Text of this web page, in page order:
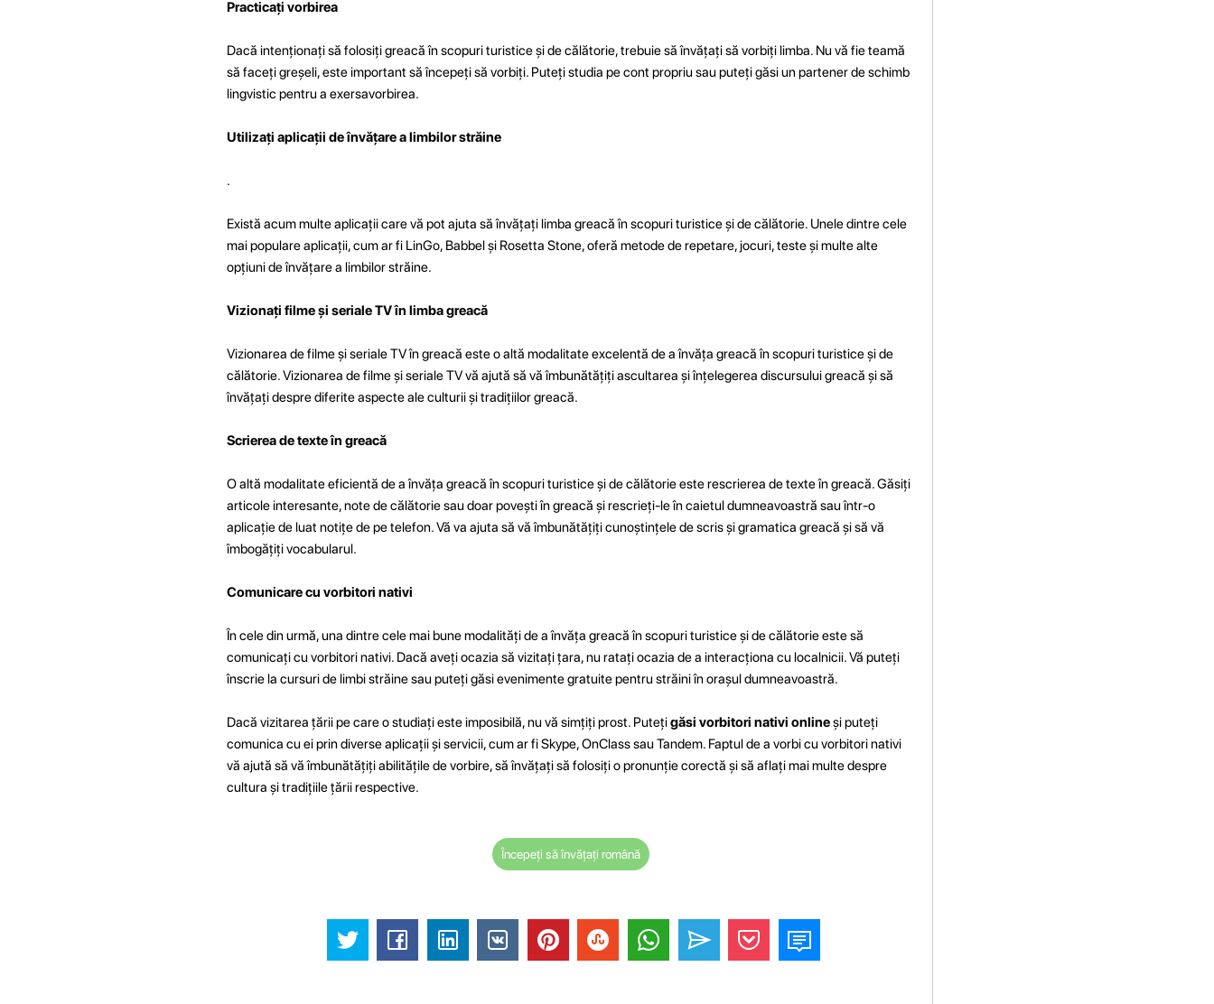
Practicați vorbirea
Dacă intenționați să folosiți greacă în scopuri turistice și de călătorie, trebuie să învățați să vorbiți limba. Nu vă fie teamă
să faceți greșeli, este important să începeți să vorbiți. Puteți studia pe cont propriu sau puteți găsi un partener de schimb
lingvistic pentru a exersavorbirea.
Utilizați aplicații de învățare a limbilor străine
.
Există acum multe aplicații care vă pot ajuta să învățați limba greacă în scopuri turistice și de călătorie. Unele dintre cele
mai populare aplicații, cum ar fi LinGo, Babbel și Rosetta Stone, oferă metode de repetare, jocuri, teste și multe alte
opțiuni de învățare a limbilor străine.
Vizionați filme și seriale TV în limba greacă
Vizionarea de filme și seriale TV în greacă este o altă modalitate excelentă de a învăța greacă în scopuri turistice și de
călătorie. Vizionarea de filme și seriale TV vă ajută să vă îmbunătățiți ascultarea și înțelegerea discursului greacă și să
învățați despre diferite aspecte ale culturii și tradițiilor greacă.
Scrierea de texte în greacă
O altă modalitate eficientă de a învăța greacă în scopuri turistice și de călătorie este rescrierea de texte în greacă. Găsiți
articole interesante, note de călătorie sau doar povești în greacă și rescrieți-le în caietul dumneavoastră sau într-o
aplicație de luat notițe de pe telefon. Vă va ajuta să vă îmbunătățiți cunoștințele de scris și gramatica greacă și să vă
îmbogățiți vocabularul.
Comunicare cu vorbitori nativi
În cele din urmă, una dintre cele mai bune modalități de a învăța greacă în scopuri turistice și de călătorie este să
comunicați cu vorbitori nativi. Dacă aveți ocazia să vizitați țara, nu ratați ocazia de a interacționa cu localnicii. Vă puteți
înscrie la cursuri de limbi străine sau puteți găsi evenimente gratuite pentru străini în orașul dumneavoastră.
Dacă vizitarea țării pe care o studiați este imposibilă, nu vă simțiți prost. Putețigăsi vorbitori nativi onlineși puteți
comunica cu ei prin diverse aplicații și servicii, cum ar fi Skype, OnClass sau Tandem. Faptul de a vorbi cu vorbitori nativi
vă ajută să vă îmbunătățiți abilitățile de vorbire, să învățați să folosiți o pronunție corectă și să aflați mai multe despre
cultura și tradițiile țării respective.
Începeți să învățați română